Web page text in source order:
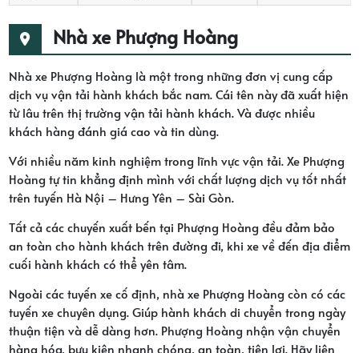
Nhà xe Phượng Hoàng
Nhà xe Phượng Hoàng là một trong những đơn vị cung cấp
dịch vụ vận tải hành khách bắc nam. Cái tên này đã xuất hiện
từ lâu trên thị trường vận tải hành khách. Và được nhiều
khách hàng đánh giá cao và tin dùng.
Với nhiều năm kinh nghiệm trong lĩnh vực vận tải. Xe Phượng
Hoàng tự tin khẳng định mình với chất lượng dịch vụ tốt nhất
trên tuyến Hà Nội – Hưng Yên – Sài Gòn.
Tất cả các chuyến xuất bến tại Phượng Hoàng đều đảm bảo
an toàn cho hành khách trên đường đi, khi xe về đến địa điểm
cuối hành khách có thể yên tâm.
Ngoài các tuyến xe cố định, nhà xe Phượng Hoàng còn có các
tuyến xe chuyên dụng. Giúp hành khách di chuyển trong ngày
thuận tiện và dễ dàng hơn. Phượng Hoàng nhận vận chuyển
hàng hóa, bưu kiện nhanh chóng, an toàn, tiện lợi. Hãy liên